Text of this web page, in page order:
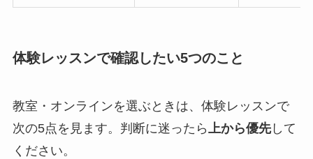
体験レッスンで確認したい5つのこと
教室・オンラインを選ぶときは、体験レッスンで
次の5点を見ます。判断に迷ったら上から優先して
ください。